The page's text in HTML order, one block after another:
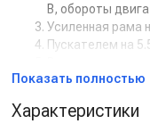
В, обороты
Усиленная рама
Пускателем на
Шланг ВД гайка-
Показать полностью
Характеристики